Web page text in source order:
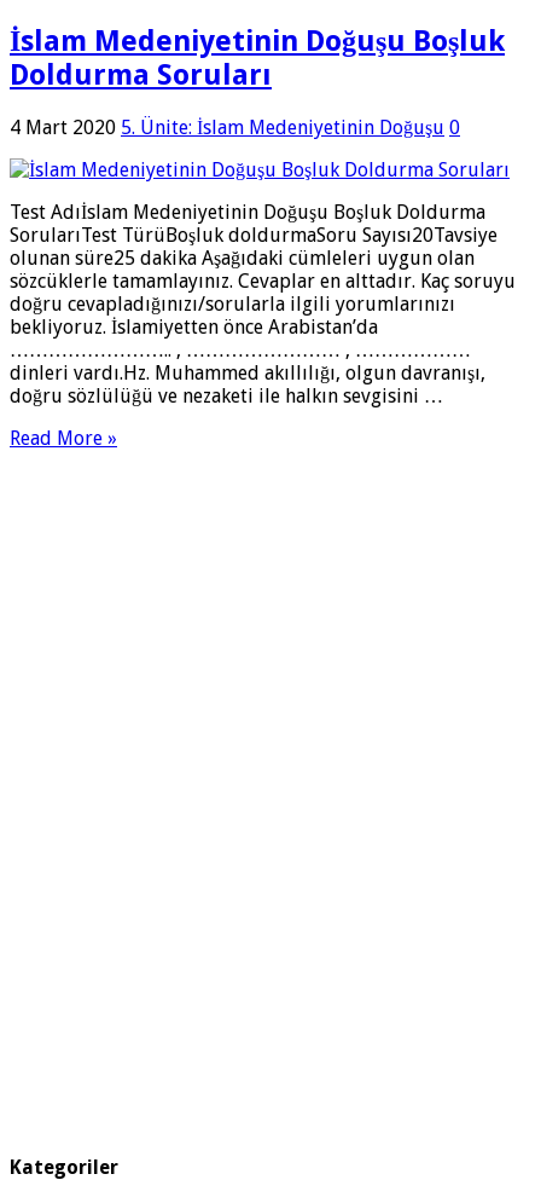
İslam Medeniyetinin Doğuşu Boşluk
Doldurma Soruları
4 Mart 2020 5. Ünite: İslam Medeniyetinin Doğuşu 0
Test Adıİslam Medeniyetinin Doğuşu Boşluk Doldurma
SorularıTest TürüBoşluk doldurmaSoru Sayısı20Tavsiye
olunan süre25 dakika Aşağıdaki cümleleri uygun olan
sözcüklerle tamamlayınız. Cevaplar en alttadır. Kaç soruyu
doğru cevapladığınızı/sorularla ilgili yorumlarınızı
bekliyoruz. İslamiyetten önce Arabistan’da
…………………….. , …………………… , ………………
dinleri vardı.Hz. Muhammed akıllılığı, olgun davranışı,
doğru sözlülüğü ve nezaketi ile halkın sevgisini …
Read More »
Kategoriler